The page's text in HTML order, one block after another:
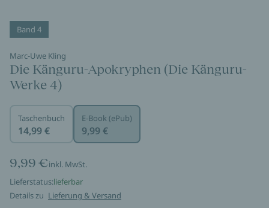
Band 4
Marc-Uwe Kling
Die Känguru-Apokryphen (Die Känguru-
Werke 4)
Taschenbuch
14,99 €
E-Book (ePub)
9,99 €
9,99 €inkl. MwSt.
Lieferstatus:lieferbar
Details zu Lieferung & Versand